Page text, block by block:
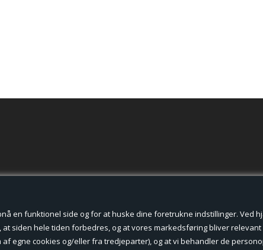
cookies.
en funktionel side og for at huske dine foretrukne indstillinger. Ved
siden hele tiden forbedres, og at vores markedsføring bliver relevant
egne cookies og/eller fra tredjeparter), og at vi behandler de